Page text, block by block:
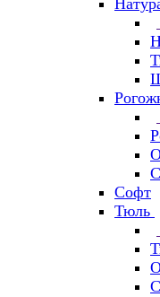
Софт
Тюль